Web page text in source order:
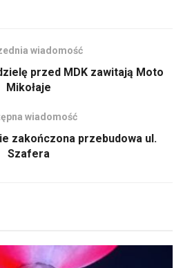
wiadomość
przed MDK zawitają Moto
Mikołaje
wiadomość
zakończona przebudowa ul.
Szafera